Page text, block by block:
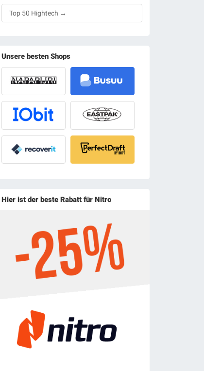
Top 50 Hightech →
Unsere besten Shops
Hier ist der beste Rabatt für Nitro